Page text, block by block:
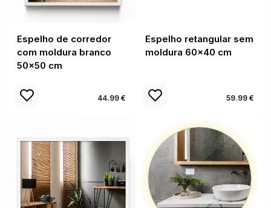
Espelho de corredor
com moldura branco
50x50 cm
44.99 €
Espelho retangular sem
moldura 60x40 cm
59.99 €